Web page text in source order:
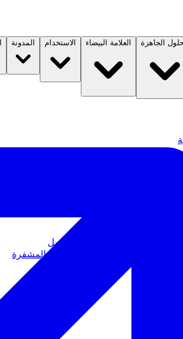
الجاهزة العلامة البيضاء الاستخدام المدونة
لإنشاء شركة وساطة فوركس
فوركس من الصفر
فوركس واختيار حل وايت ليبل
لوساطة الفوركس والعملات المشفرة